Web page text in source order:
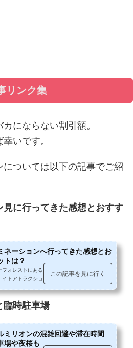
リンク集
にならない割引額。
いです。
については以下の記事でご紹
見に行ってきた感想とおすす
ネーションへ行ってきた感想とお
トは？
ォレストにあるイルミネーション、さがみ湖
トアトラクションに乗ってみたり、光るフォ
この記事を見に行く
臨時駐車場
ミリオンの混雑回避や滞在時間
場や夜桜も